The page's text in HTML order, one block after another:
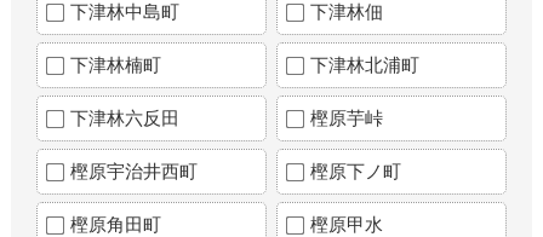
下津林中島町 下津林佃
下津林楠町 下津林北浦町
下津林六反田 樫原芋峠
樫原宇治井西町 樫原下ノ町
樫原角田町 樫原甲水